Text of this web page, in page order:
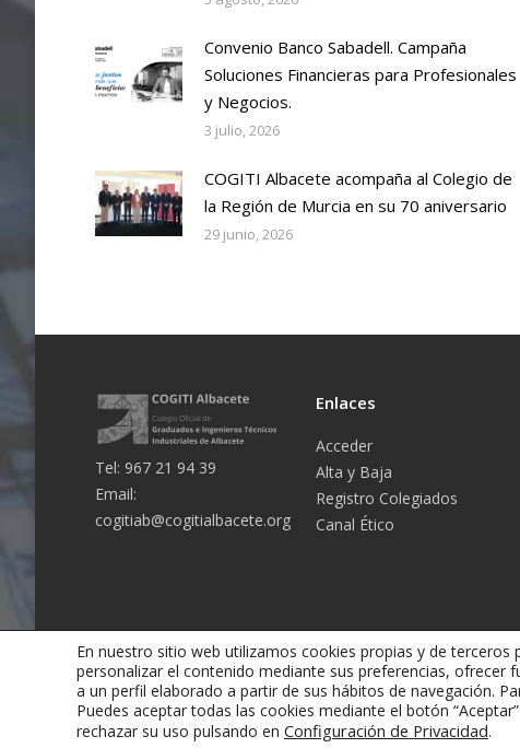
Convenio Banco Sabadell. Campaña
Soluciones Financieras para Profesionales
y Negocios.
3 julio, 2026
COGITI Albacete acompaña al Colegio de
la Región de Murcia en su 70 aniversario
29 junio, 2026
Tel: 967 21 94 39
Email:
cogitiab@cogitialbacete.org
Enlaces
Acceder
Alta y Baja
Registro Colegiados
Canal Ético
Colegio Oficial de Graduados e Ingenieros Técnicos
En nuestro sitio web utilizamos cookies propias y de
personalizar el contenido mediante sus preferencias, ofrecer
a un perfil elaborado a partir de sus hábitos de navegación.
Puedes aceptar todas las cookies mediante el botón
rechazar su uso pulsando en Configuración de Privacidad.